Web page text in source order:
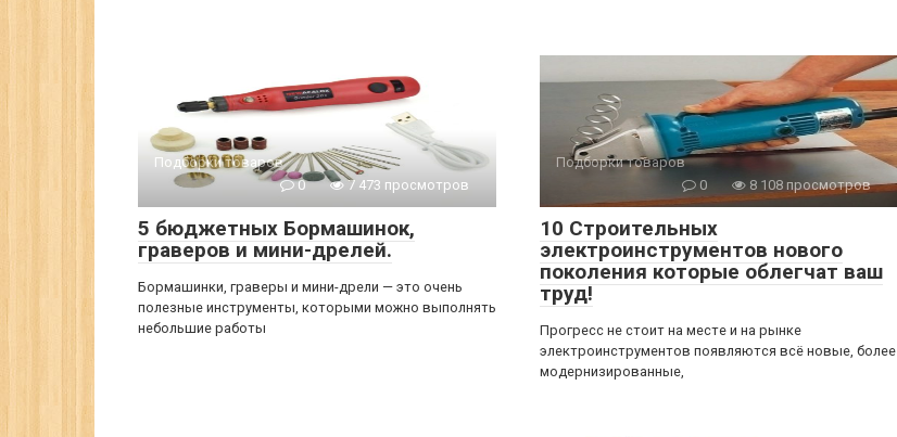
Подборки товаров
0
7 473 просмотров
5 бюджетных Бормашинок,
граверов и мини-дрелей.
Бормашинки, граверы и мини-дрели — это очень
полезные инструменты, которыми можно выполнять
небольшие работы
Подборки товаров
0
8 108 просмотров
10 Строительных
электроинструментов нового
поколения которые облегчат ваш
труд!
Прогресс не стоит на месте и на рынке
электроинструментов появляются всё новые, более
модернизированные,